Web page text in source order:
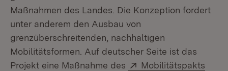
Maßnahmen des Landes. Die Konzeption fordert
unter anderem den Ausbau von
grenzüberschreitenden, nachhaltigen
Mobilitätsformen. Auf deutscher Seite ist das
Projekt eine Maßnahme des
Extern:
Mobilitätspakts